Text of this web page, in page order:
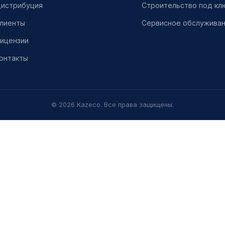
Строительство под
Сервисное
© 2026 Kazeco. Все права защищены.